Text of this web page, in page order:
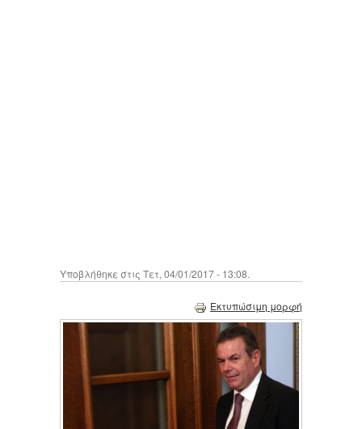
Υποβλήθηκε στις Τετ, 04/01/2017 - 13:08.
Εκτυπώσιμη μορφή